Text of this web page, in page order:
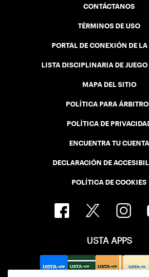
CONTÁCTANOS
TÉRMINOS DE USO
PORTAL DE CONEXIÓN DE LA
LISTA DISCIPLINARIA DE JUEGO
MAPA DEL SITIO
POLÍTICA PARA
POLÍTICA DE
ENCUENTRA TU CUENTA
DECLARACIÓN DE
POLÍTICA DE COOKIES
USTA APPS